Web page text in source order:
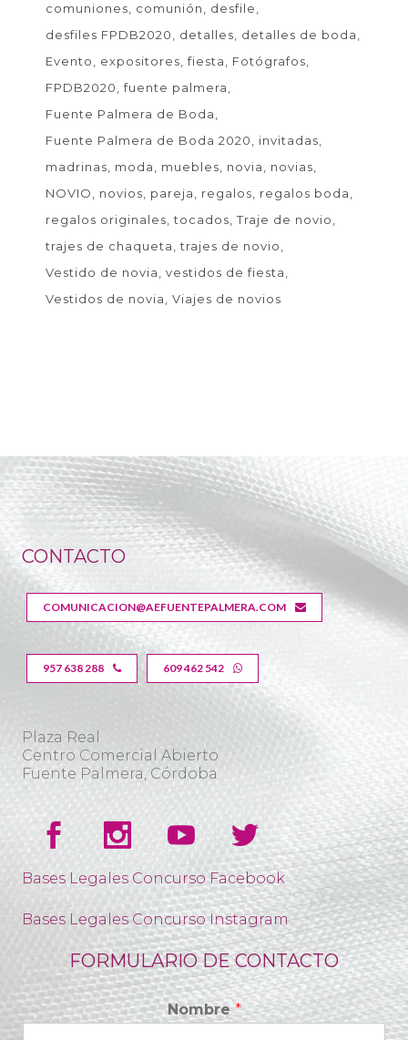
comuniones
comunión
desfile
desfiles FPDB2020
detalles
detalles de boda
Evento
expositores fiesta
Fotógrafos
FPDB2020
fuente palmera
Fuente Palmera de Boda
Fuente Palmera de Boda 2020
invitadas
madrinas
moda muebles novia
novias
NOVIO
novios pareja regalos
regalos boda
regalos originales tocados Traje de novio
trajes de chaqueta
trajes de novio
Vestido de novia
vestidos de fiesta
Vestidos de novia
Viajes de novios
CONTACTO
COMUNICACION@AEFUENTEPALMERA.COM
957 638 288 609 462 542
Plaza Real
Centro Comercial Abierto
Fuente Palmera, Córdoba
Bases Legales Concurso Facebook
Bases Legales Concurso Instagram
FORMULARIO DE CONTACTO
Nombre*